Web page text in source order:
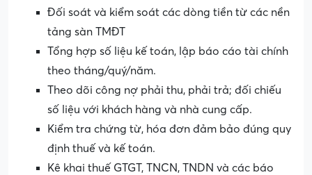
Đối soát và kiểm soát các dòng tiền từ các nền
tảng sàn TMĐT
Tổng hợp số liệu kế toán, lập báo cáo tài chính
theo tháng/quý/năm.
Theo dõi công nợ phải thu, phải trả; đối chiếu
số liệu với khách hàng và nhà cung cấp.
Kiểm tra chứng từ, hóa đơn đảm bảo đúng quy
định thuế và kế toán.
Kê khai thuế GTGT, TNCN, TNDN và các báo